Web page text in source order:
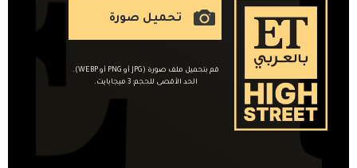
تحميل صورة
قم بتحميل ملف صورة (JPG أو PNG أو WEBP).
الحد الأقصى للحجم: 3 ميجابايت.